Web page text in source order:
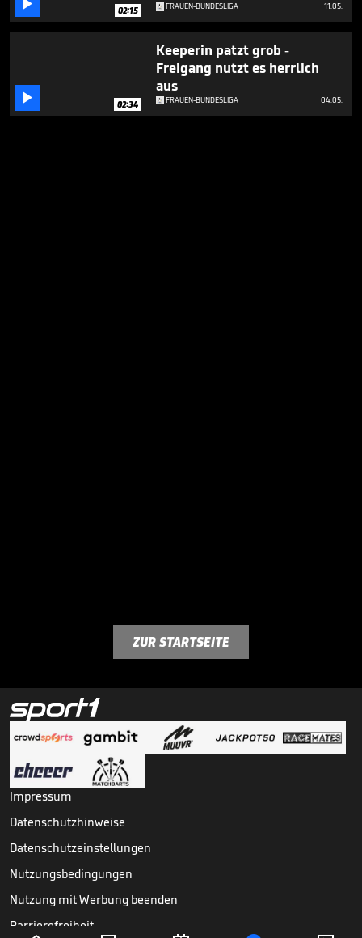
 02:15 FRAUEN-BUNDESLIGA 11.05.
 02:34
Keeperin patzt grob -
Freigang nutzt es herrlich
aus
FRAUEN-BUNDESLIGA 04.05.
ZUR STARTSEITE
Impressum
Datenschutzhinweise
Datenschutzeinstellungen
Nutzungsbedingungen
Nutzung mit Werbung beenden
Barrierefreiheit